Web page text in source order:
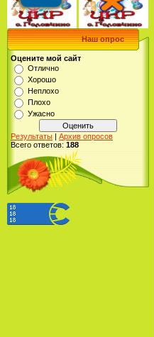
Наш опрос
Оцените мой сайт
Отлично
Хорошо
Неплохо
Плохо
Ужасно
Результаты | Архив опросов
Всего ответов: 188